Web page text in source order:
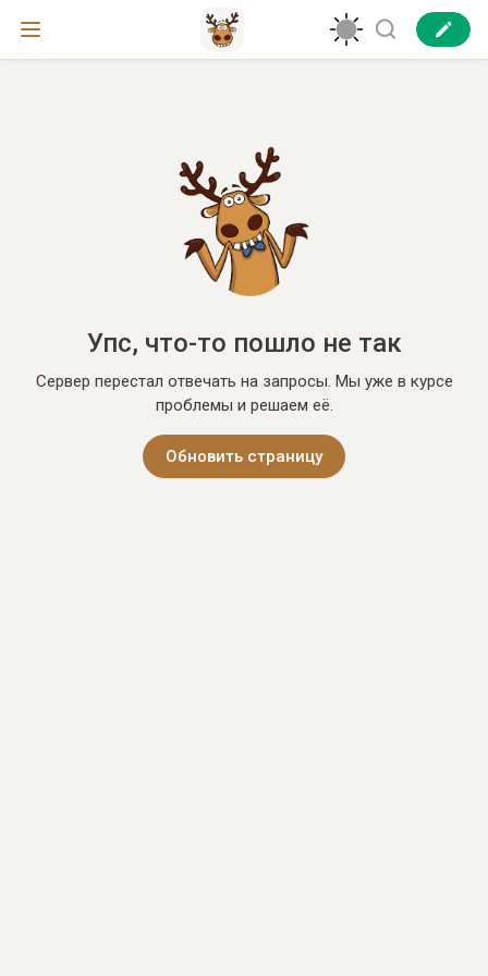
Упс, что-то пошло не так
Сервер перестал отвечать на запросы. Мы уже в курсе
проблемы и решаем её.
Обновить страницу